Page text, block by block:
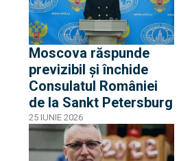
Moscova răspunde
previzibil și închide
Consulatul României
de la Sankt Petersburg
25 IUNIE 2026